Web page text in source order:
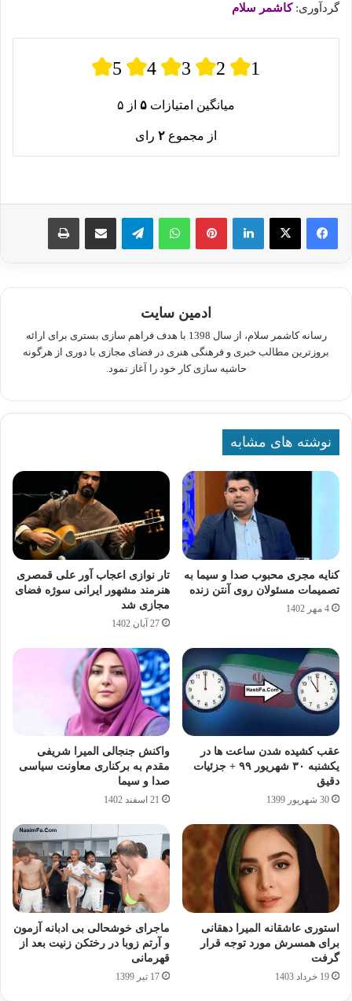
گردآوری:کاشمر سلام
5 4 3 2 1
میانگین امتیازات ۵ از ۵
از مجموع ۲ رای
لینکدین پینترستواتس آپ تلگرام اشتراک گذاری از طریق ایمیل چاپ
ادمین سایت
رسانه کاشمر سلام، از سال 1398 با هدف فراهم سازی بستری برای ارائه
بروزترین مطالب خبری و فرهنگی هنری در فضای مجازی با دوری از هرگونه
حاشیه سازی کار خود را آغاز نمود.
نوشته های مشابه
کنایه مجری محبوب صدا و سیما به
تصمیمات مسئولان روی آنتن زنده
4 مهر 1402
تار نوازی اعجاب آور علی قمصری
هنرمند مشهور ایرانی سوژه فضای
مجازی شد
27 آبان 1402
عقب کشیده شدن ساعت ها در
یکشنبه ۳۰ شهریور ۹۹ + جزئیات
دقیق
30 شهریور 1399
واکنش جنجالی المیرا شریفی
مقدم به برکناری معاونت سیاسی
صدا و سیما
21 اسفند 1402
استوری عاشقانه المیرا دهقانی
برای همسرش مورد توجه قرار
گرفت
19 خرداد 1403
ماجرای خوشحالی بی ادبانه آزمون
و آرتم زوبا در رختکن زنیت بعد از
قهرمانی
17 تیر 1399